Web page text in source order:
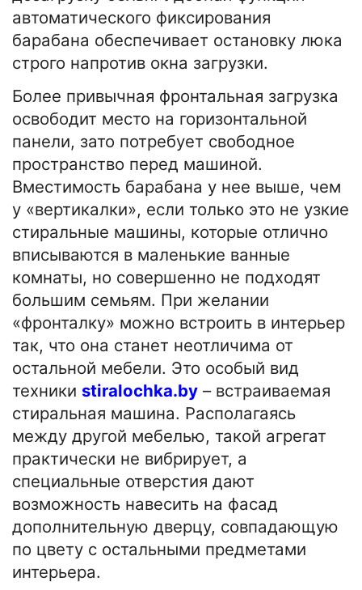
автоматического фиксирования
барабана обеспечивает остановку люка
строго напротив окна загрузки.
Более привычная фронтальная загрузка
освободит место на горизонтальной
панели, зато потребует свободное
пространство перед машиной.
Вместимость барабана у нее выше, чем
у «вертикалки», если только это не узкие
стиральные машины, которые отлично
вписываются в маленькие ванные
комнаты, но совершенно не подходят
большим семьям. При желании
«фронталку» можно встроить в интерьер
так, что она станет неотличима от
остальной мебели. Это особый вид
техники stiralochka.by – встраиваемая
стиральная машина. Располагаясь
между другой мебелью, такой агрегат
практически не вибрирует, а
специальные отверстия дают
возможность навесить на фасад
дополнительную дверцу, совпадающую
по цвету с остальными предметами
интерьера.